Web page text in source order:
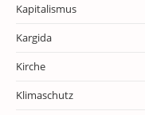
Kapitalismus
Kargida
Kirche
Klimaschutz